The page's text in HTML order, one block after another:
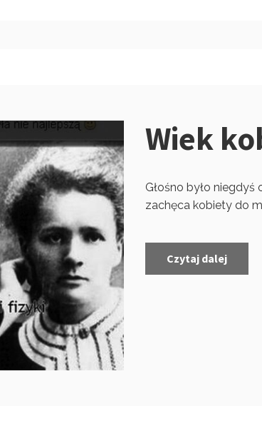
Wiek
Głośno było niegdyś
zachęca kobiety do
Czytaj dalej